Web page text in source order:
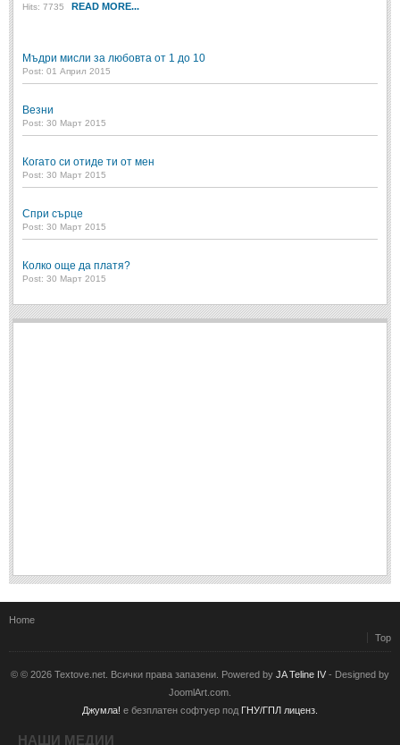
Hits: 7735
READ MORE...
Мъдри мисли за любовта от 1 до 10
Post: 01 Април 2015
Везни
Post: 30 Март 2015
Когато си отиде ти от мен
Post: 30 Март 2015
Спри сърце
Post: 30 Март 2015
Колко още да платя?
Post: 30 Март 2015
Home
Top
© © 2026 Textove.net. Всички права запазени. Powered by JA Teline IV - Designed by
JoomlArt.com.
Джумла! е безплатен софтуер под ГНУ/ГПЛ лиценз.
НАШИ МЕДИИ